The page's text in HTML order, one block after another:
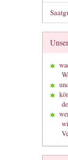
den